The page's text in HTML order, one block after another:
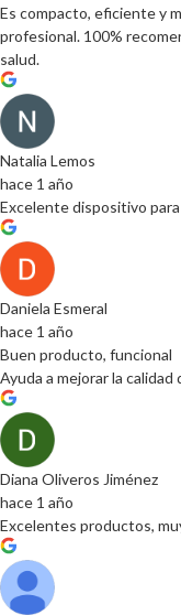
Es compacto, eficiente y
profesional. 100%
salud.
Natalia Lemos
hace 1 año
Excelente dispositivo
Daniela Esmeral
hace 1 año
Buen producto, funcional
Ayuda a mejorar la calidad
Diana Oliveros Jiménez
hace 1 año
Excelentes productos,